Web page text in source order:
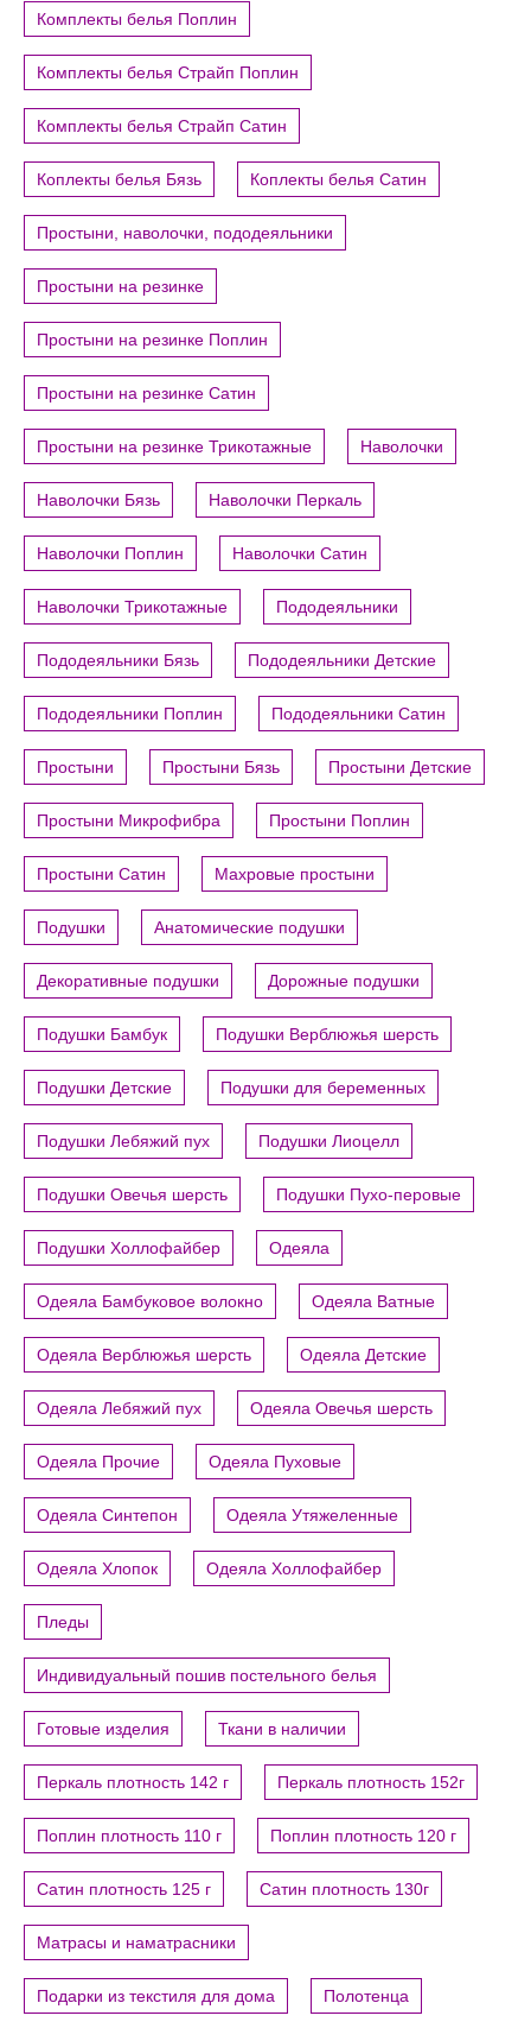
Комплекты белья Поплин
Комплекты белья Страйп Поплин
Комплекты белья Страйп Сатин
Коплекты белья Бязь Коплекты белья Сатин
Простыни, наволочки, пододеяльники
Простыни на резинке
Простыни на резинке Поплин
Простыни на резинке Сатин
Простыни на резинке Трикотажные Наволочки
Наволочки Бязь Наволочки Перкаль
Наволочки Поплин Наволочки Сатин
Наволочки Трикотажные Пододеяльники
Пододеяльники Бязь Пододеяльники Детские
Пододеяльники Поплин Пододеяльники Сатин
Простыни Простыни Бязь Простыни Детские
Простыни Микрофибра Простыни Поплин
Простыни Сатин Махровые простыни
Подушки Анатомические подушки
Декоративные подушки Дорожные подушки
Подушки Бамбук Подушки Верблюжья шерсть
Подушки Детские Подушки для беременных
Подушки Лебяжий пух Подушки Лиоцелл
Подушки Овечья шерсть Подушки Пухо-перовые
Подушки Холлофайбер Одеяла
Одеяла Бамбуковое волокно Одеяла Ватные
Одеяла Верблюжья шерсть Одеяла Детские
Одеяла Лебяжий пух Одеяла Овечья шерсть
Одеяла Прочие Одеяла Пуховые
Одеяла Синтепон Одеяла Утяжеленные
Одеяла Хлопок Одеяла Холлофайбер
Пледы
Индивидуальный пошив постельного белья
Готовые изделия Ткани в наличии
Перкаль плотность 142 г Перкаль плотность 152г
Поплин плотность 110 г Поплин плотность 120 г
Сатин плотность 125 г Сатин плотность 130г
Матрасы и наматрасники
Подарки из текстиля для дома Полотенца